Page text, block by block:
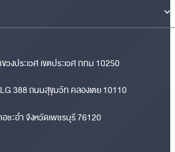
วงประเวศ เขตประเวศ กทม 10250
388 ถนนสุขุมวิท คลองเตย 10110
ชะอำ จังหวัดเพชรบุรี 76120